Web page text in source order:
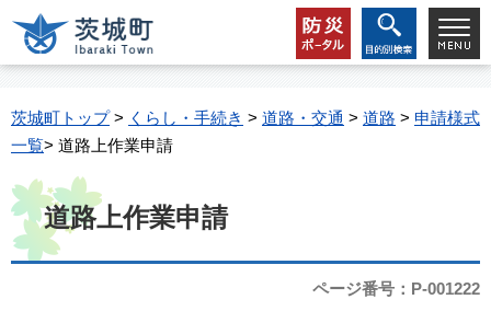
茨城町トップ> くらし・手続き > 道路・交通 > 道路 > 申請様式
一覧> 道路上作業申請
道路上作業申請
ページ番号：P-001222